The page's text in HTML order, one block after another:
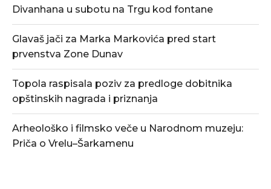
Divanhana u subotu na Trgu kod fontane
Glavaš jači za Marka Markovića pred start
prvenstva Zone Dunav
Topola raspisala poziv za predloge dobitnika
opštinskih nagrada i priznanja
Arheološko i filmsko veče u Narodnom muzeju:
Priča o Vrelu–Šarkamenu